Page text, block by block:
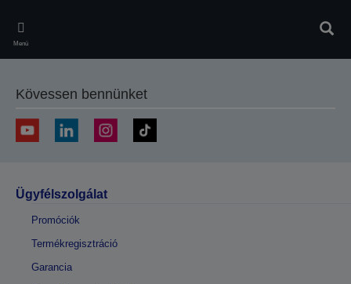
main
content
Menü
Kövessen bennünket
Ügyfélszolgálat
Promóciók
Termékregisztráció
Garancia